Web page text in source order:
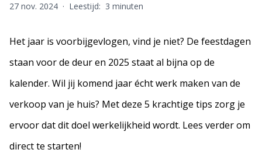
27 nov. 2024 · Leestijd: 3 minuten
Het jaar is voorbijgevlogen, vind je niet? De feestdagen
staan voor de deur en 2025 staat al bijna op de
kalender. Wil jij komend jaar écht werk maken van de
verkoop van je huis? Met deze 5 krachtige tips zorg je
ervoor dat dit doel werkelijkheid wordt. Lees verder om
direct te starten!